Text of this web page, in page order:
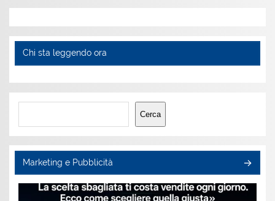
Chi sta leggendo ora
Cerca
Cerca
Marketing e Pubblicità